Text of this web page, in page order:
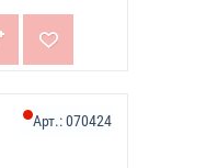
Арт.:070424